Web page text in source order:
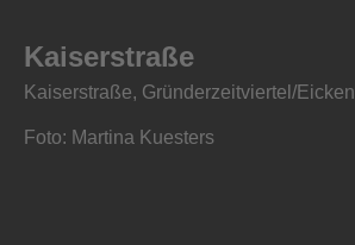
Kaiserstraße
Kaiserstraße, Gründerzeitviertel/Eicken
Foto: Martina Kuesters